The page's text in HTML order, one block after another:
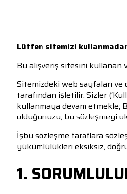
Lütfen sitemizi
Bu alışveriş sitesini kullanan
Sitemizdeki web sayfaları ve
tarafından işletilir. Sizler
kullanmaya devam etmekle;
olduğunuzu, bu sözleşmeyi
İşbu sözleşme taraflara
yükümlülükleri eksiksiz,
1.